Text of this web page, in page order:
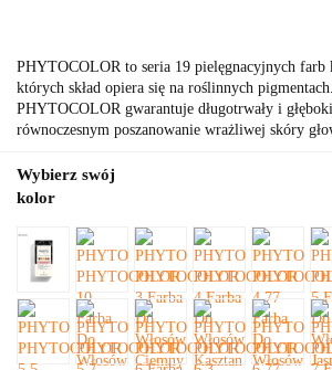
PHYTOCOLOR to seria 19 pielęgnacyjnych farb
których skład opiera się na roślinnych
PHYTOCOLOR gwarantuje długotrwały i
równoczesnym poszanowanie wrażliwej skóry
Wybierz swój
kolor